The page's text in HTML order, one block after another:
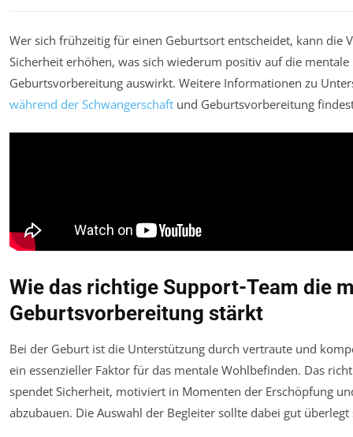
Wer sich frühzeitig für einen Geburtsort entscheidet, kann die
Sicherheit erhöhen, was sich wiederum positiv auf die mentale
Geburtsvorbereitung auswirkt. Weitere Informationen zu
während der Schwangerschaft und Geburtsvorbereitung
Wie das richtige Support-Team die
Geburtsvorbereitung stärkt
Bei der Geburt ist die Unterstützung durch vertraute und
ein essenzieller Faktor für das mentale Wohlbefinden. Das
spendet Sicherheit, motiviert in Momenten der Erschöpfung
abzubauen. Die Auswahl der Begleiter sollte dabei gut überlegt